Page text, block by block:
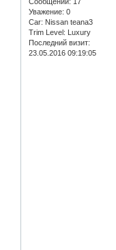
Уважение: 0
Car: Nissan teana3
Trim Level: Luxury
Последний визит:
23.05.2016 09:19:05